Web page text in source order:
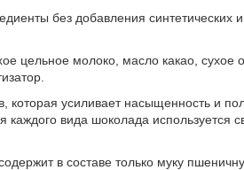
без добавления синтетических
цельное молоко, масло какао, сухое
усиливает насыщенность и
вида шоколада используется
в составе только муку